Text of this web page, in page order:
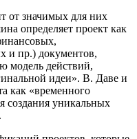
от значимых для них
определяет проект как
и пр.) документов,
модель действий,
идеи». В. Даве и
как «временного
создания уникальных